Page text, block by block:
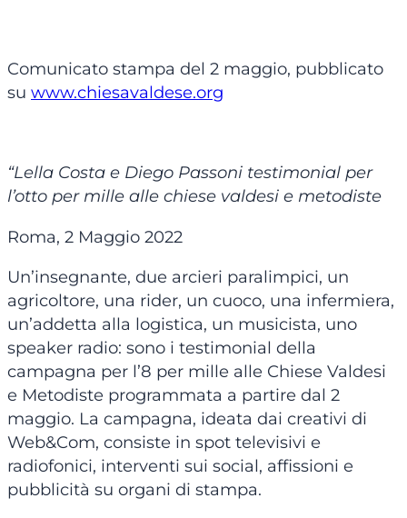
Comunicato stampa del 2 maggio, pubblicato
su www.chiesavaldese.org
“Lella Costa e Diego Passoni testimonial per
l’otto per mille alle chiese valdesi e metodiste
Roma, 2 Maggio 2022
Un’insegnante, due arcieri paralimpici, un
agricoltore, una rider, un cuoco, una infermiera,
un’addetta alla logistica, un musicista, uno
speaker radio: sono i testimonial della
campagna per l’8 per mille alle Chiese Valdesi
e Metodiste programmata a partire dal 2
maggio. La campagna, ideata dai creativi di
Web&Com, consiste in spot televisivi e
radiofonici, interventi sui social, affissioni e
pubblicità su organi di stampa.